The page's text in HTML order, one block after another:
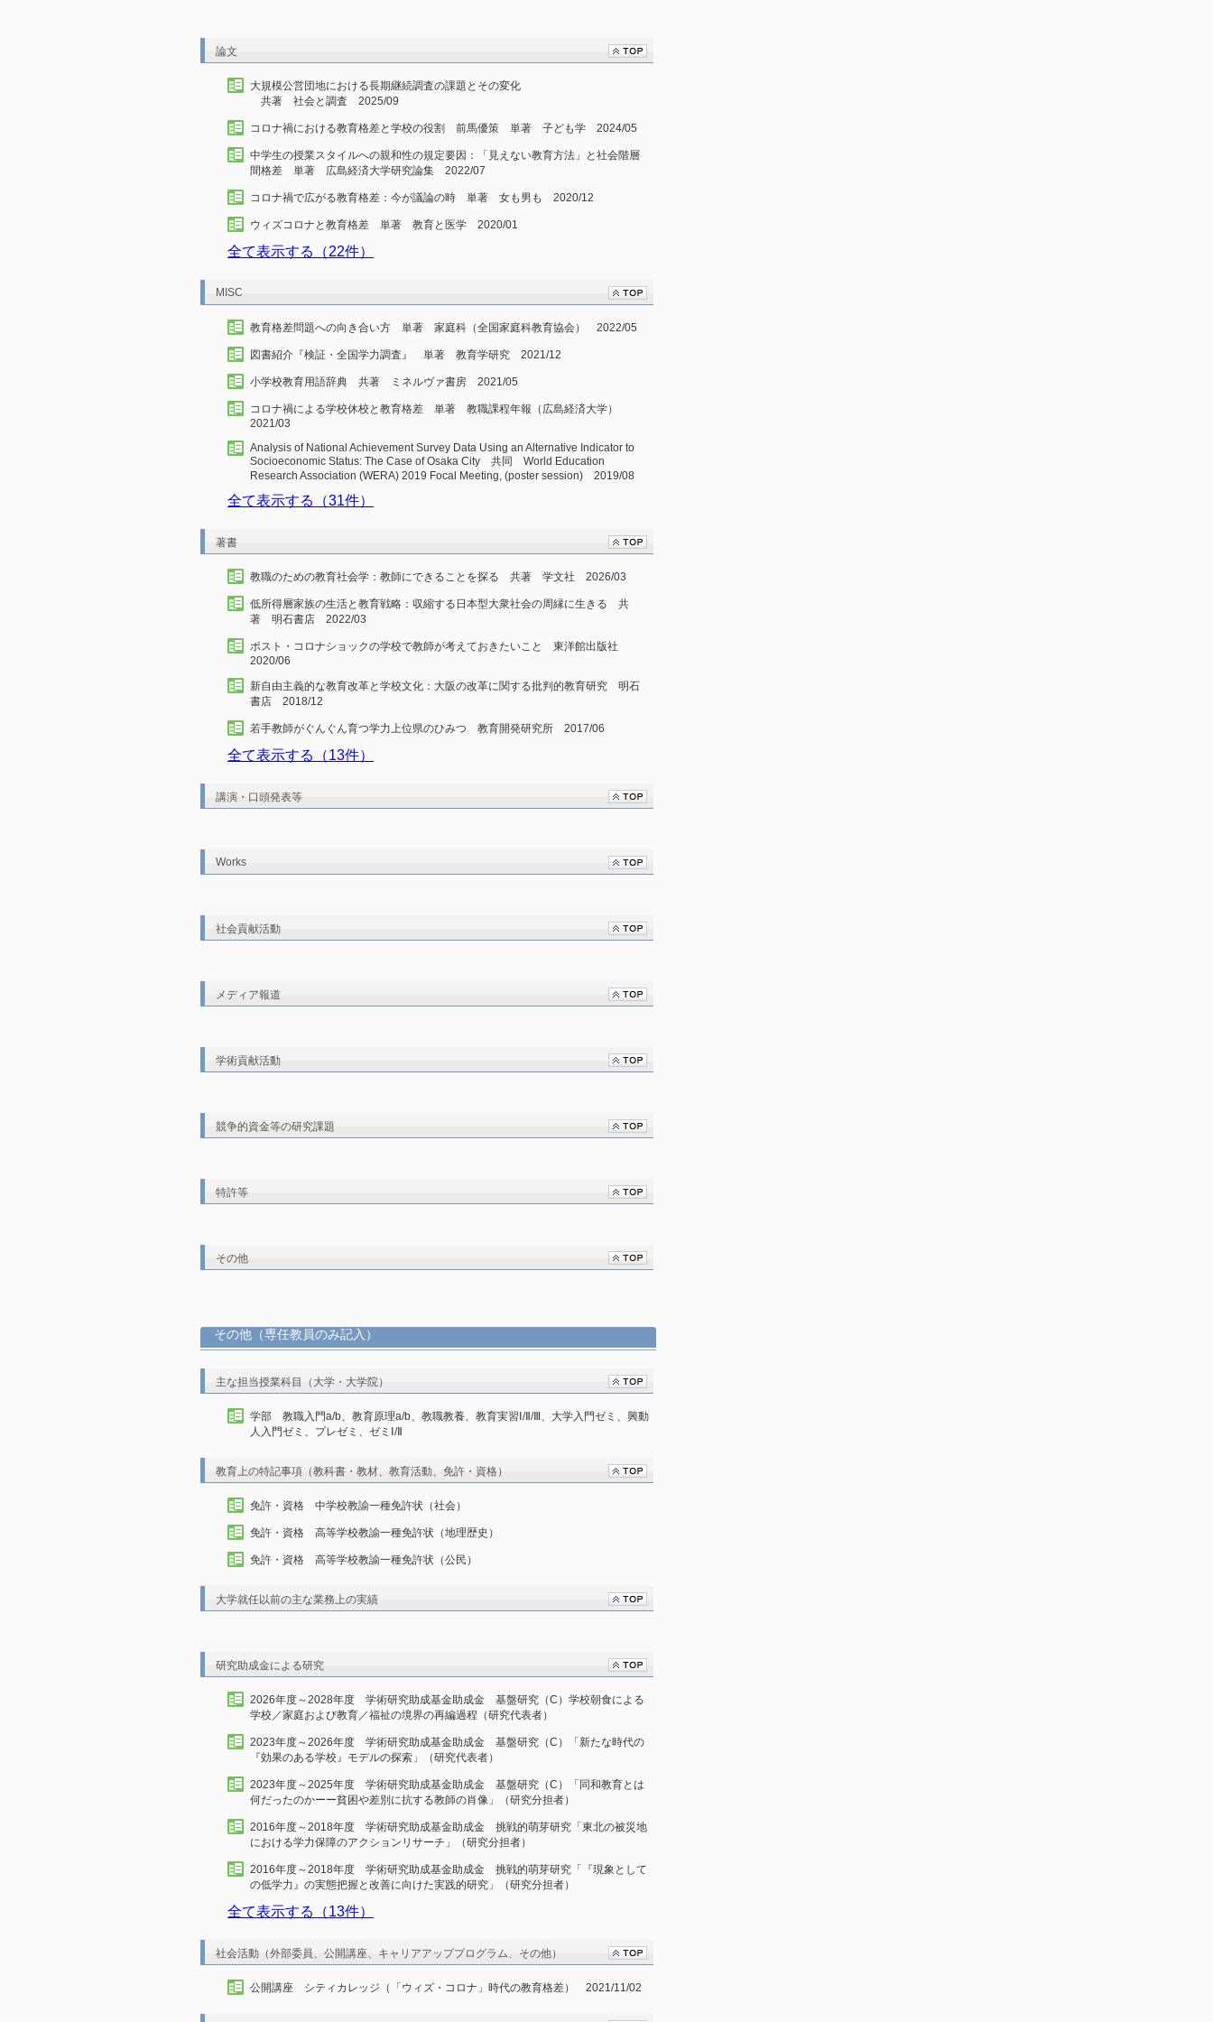
論文
大規模公営団地における長期継続調査の課題とその変化
共著 社会と調査 2025/09
コロナ禍における教育格差と学校の役割 前馬優策 単著 子ども学 2024/05
中学生の授業スタイルへの親和性の規定要因：「見えない教育方法」と社会階層
間格差 単著 広島経済大学研究論集 2022/07
コロナ禍で広がる教育格差：今が議論の時 単著 女も男も 2020/12
ウィズコロナと教育格差 単著 教育と医学 2020/01
全て表示する（22件）
MISC
教育格差問題への向き合い方 単著 家庭科（全国家庭科教育協会） 2022/05
図書紹介『検証・全国学力調査』 単著 教育学研究 2021/12
小学校教育用語辞典 共著 ミネルヴァ書房 2021/05
コロナ禍による学校休校と教育格差 単著 教職課程年報（広島経済大学）
2021/03
Analysis of National Achievement Survey Data Using an Alternative Indicator to
Socioeconomic Status: The Case of Osaka City 共同 World Education
Research Association (WERA) 2019 Focal Meeting, (poster session) 2019/08
全て表示する（31件）
著書
教職のための教育社会学：教師にできることを探る 共著 学文社 2026/03
低所得層家族の生活と教育戦略：収縮する日本型大衆社会の周縁に生きる 共
著 明石書店 2022/03
ポスト・コロナショックの学校で教師が考えておきたいこと 東洋館出版社
2020/06
新自由主義的な教育改革と学校文化：大阪の改革に関する批判的教育研究 明石
書店 2018/12
若手教師がぐんぐん育つ学力上位県のひみつ 教育開発研究所 2017/06
全て表示する（13件）
講演・口頭発表等
Works
社会貢献活動
メディア報道
学術貢献活動
競争的資金等の研究課題
特許等
その他
その他（専任教員のみ記入）
主な担当授業科目（大学・大学院）
学部 教職入門a/b、教育原理a/b、教職教養、教育実習Ⅰ/Ⅱ/Ⅲ、大学入門ゼミ、興動
人入門ゼミ、プレゼミ、ゼミⅠ/Ⅱ
教育上の特記事項（教科書・教材、教育活動、免許・資格）
免許・資格 中学校教諭一種免許状（社会）
免許・資格 高等学校教諭一種免許状（地理歴史）
免許・資格 高等学校教諭一種免許状（公民）
大学就任以前の主な業務上の実績
研究助成金による研究
2026年度～2028年度 学術研究助成基金助成金 基盤研究（C）学校朝食による
学校／家庭および教育／福祉の境界の再編過程（研究代表者）
2023年度～2026年度 学術研究助成基金助成金 基盤研究（C）「新たな時代の
『効果のある学校』モデルの探索」（研究代表者）
2023年度～2025年度 学術研究助成基金助成金 基盤研究（C）「同和教育とは
何だったのかーー貧困や差別に抗する教師の肖像」（研究分担者）
2016年度～2018年度 学術研究助成基金助成金 挑戦的萌芽研究「東北の被災地
における学力保障のアクションリサーチ」（研究分担者）
2016年度～2018年度 学術研究助成基金助成金 挑戦的萌芽研究「『現象として
の低学力』の実態把握と改善に向けた実践的研究」（研究分担者）
全て表示する（13件）
社会活動（外部委員、公開講座、キャリアアッププログラム、その他）
公開講座 シティカレッジ（「ウィズ・コロナ」時代の教育格差） 2021/11/02